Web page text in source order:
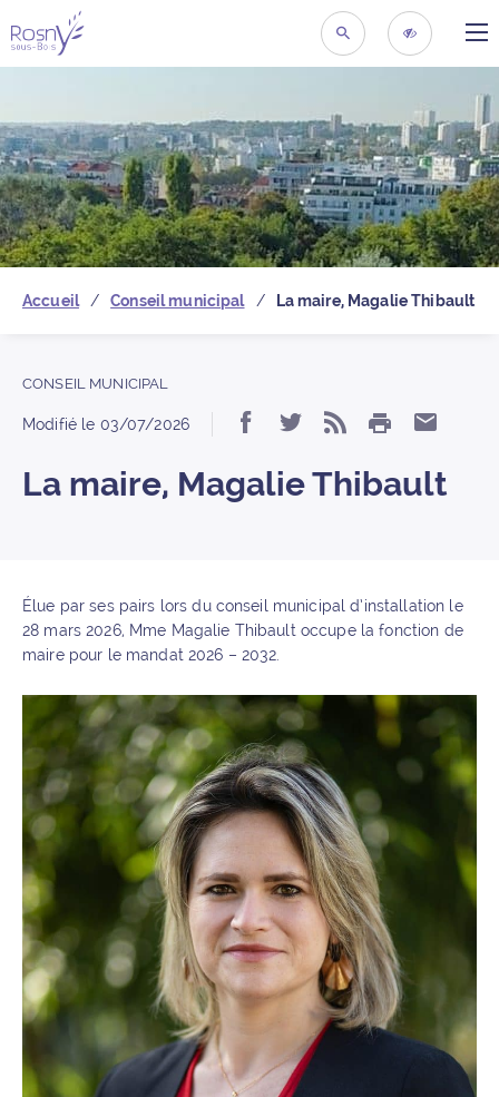
Retour à la pageRECHERCHER
Accueil Conseil municipal La maire, Magalie Thibault
CONSEIL MUNICIPAL
Modifié le 03/07/2026 Partager « La maire,
Partager « La
S’abonner
IMPRIMER
La maire, Magalie Thibault
Élue par ses pairs lors du conseil municipal d’installation le
28 mars 2026, Mme Magalie Thibault occupe la fonction de
maire pour le mandat 2026 – 2032.